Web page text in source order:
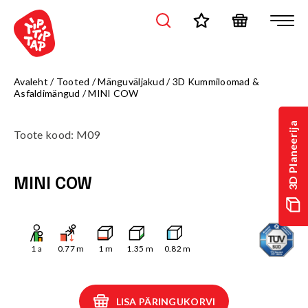
3D Planeerija
Avaleht / Tooted /Mänguväljakud /3D Kummiloomad &
Asfaldimängud /MINI COW
Toote kood: M09
MINI COW
1 a 0.77m 1 m 1.35 m 0.82 m
LISA PÄRINGUKORVI